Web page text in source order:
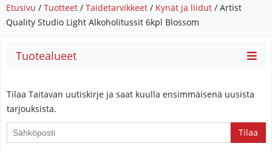
Etusivu / Tuotteet / Taidetarvikkeet / Kynät ja liidut / Artist
Quality Studio Light Alkoholitussit 6kpl Blossom
Tuotealueet
Tilaa Taitavan uutiskirje ja saat kuulla ensimmäisenä uusista
tarjouksista.